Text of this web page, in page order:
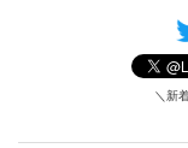
＼新